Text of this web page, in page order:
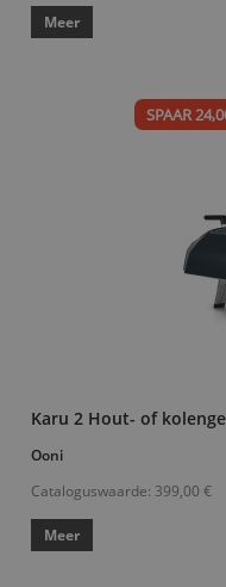
Meer
SPAAR
Karu 2 Hout- of
Ooni
Cataloguswaarde: 399,00 €
Meer